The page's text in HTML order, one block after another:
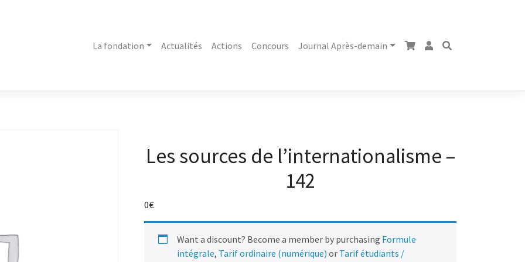
La fondation Actualités Actions Concours Journal Après-demain
Les sources de l’internationalisme –
142
0€
Want a discount? Become a member by purchasing Formule
intégrale, Tarif ordinaire (numérique) or Tarif étudiants /